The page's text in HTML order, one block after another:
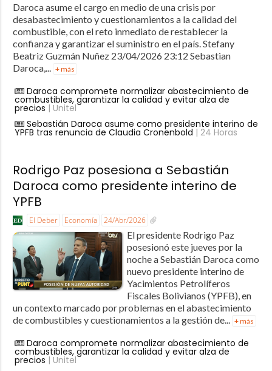
Daroca asume el cargo en medio de una crisis por
desabastecimiento y cuestionamientos a la calidad del
combustible, con el reto inmediato de restablecer la
confianza y garantizar el suministro en el país. Stefany
Beatriz Guzmán Nuñez 23/04/2026 23:12 Sebastian
Daroca,... + más
Daroca compromete normalizar abastecimiento de
combustibles, garantizar la calidad y evitar alza de
precios | Unitel
Sebastián Daroca asume como presidente interino de
YPFB tras renuncia de Claudia Cronenbold | 24 Horas
Rodrigo Paz posesiona a Sebastián
Daroca como presidente interino de
YPFB
El Deber Economía 24/Abr/2026
El presidente Rodrigo Paz
posesionó este jueves por la
noche a Sebastián Daroca como
nuevo presidente interino de
Yacimientos Petrolíferos
Fiscales Bolivianos (YPFB), en
un contexto marcado por problemas en el abastecimiento
de combustibles y cuestionamientos a la gestión de...
+ más
Daroca compromete normalizar abastecimiento de
combustibles, garantizar la calidad y evitar alza de
precios | Unitel